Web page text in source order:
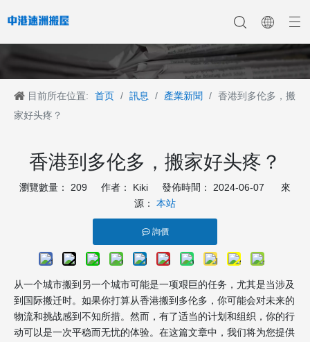
目前所在位置: 首页 / 訊息 / 產業新聞 / 香港到多伦多，搬
家好头疼？
香港到多伦多，搬家好头疼？
瀏覽數量： 209 作者： Kiki 發佈時間： 2024-06-07 來
源： 本站
詢價
从一个城市搬到另一个城市可能是一项艰巨的任务，尤其是当涉及
到国际搬迁时。如果你打算从香港搬到多伦多，你可能会对未来的
物流和挑战感到不知所措。然而，有了适当的计划和组织，你的行
动可以是一次平稳而无忧的体验。在这篇文章中，我们将为您提供